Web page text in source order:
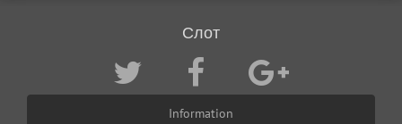
Слот
Information